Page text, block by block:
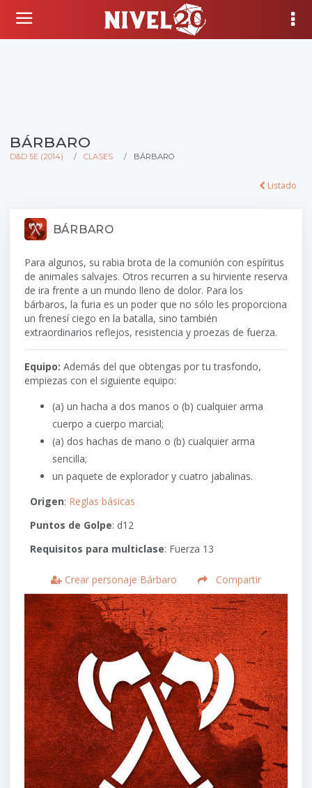
BÁRBARO
D&D 5E (2014) CLASES BÁRBARO
Listado
BÁRBARO
Para algunos, su rabia brota de la comunión con espíritus
de animales salvajes. Otros recurren a su hirviente reserva
de ira frente a un mundo lleno de dolor. Para los
bárbaros, la furia es un poder que no sólo les proporciona
un frenesí ciego en la batalla, sino también
extraordinarios reflejos, resistencia y proezas de fuerza.
Equipo: Además del que obtengas por tu trasfondo,
empiezas con el siguiente equipo:
(a) un hacha a dos manos o (b) cualquier arma
cuerpo a cuerpo marcial;
(a) dos hachas de mano o (b) cualquier arma
sencilla;
un paquete de explorador y cuatro jabalinas.
Origen: Reglas básicas
Puntos de Golpe: d12
Requisitos para multiclase: Fuerza 13
Crear personaje Bárbaro Compartir